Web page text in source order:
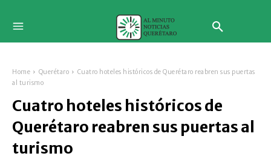
Home Querétaro
Cuatro hoteles históricos de Querétaro reabren sus puertas
al turismo
Cuatro hoteles históricos de
Querétaro reabren sus puertas al
turismo